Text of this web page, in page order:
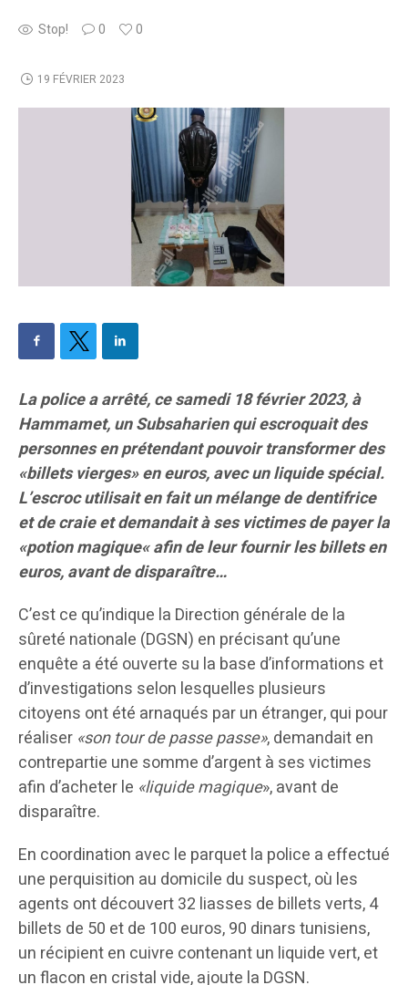
Stop! 0 0
19 FÉVRIER 2023
La police a arrêté, ce samedi 18 février 2023, à
Hammamet, un Subsaharien qui escroquait des
personnes en prétendant pouvoir transformer des
«billets vierges» en euros, avec un liquide spécial.
L’escroc utilisait en fait un mélange de dentifrice
et de craie et demandait à ses victimes de payer la
«potion magique« afin de leur fournir les billets en
euros, avant de disparaître…
C’est ce qu’indique la Direction générale de la
sûreté nationale (DGSN) en précisant qu’une
enquête a été ouverte su la base d’informations et
d’investigations selon lesquelles plusieurs
citoyens ont été arnaqués par un étranger, qui pour
réaliser «son tour de passe passe», demandait en
contrepartie une somme d’argent à ses victimes
afin d’acheter le «liquide magique», avant de
disparaître.
En coordination avec le parquet la police a effectué
une perquisition au domicile du suspect, où les
agents ont découvert 32 liasses de billets verts, 4
billets de 50 et de 100 euros, 90 dinars tunisiens,
un récipient en cuivre contenant un liquide vert, et
un flacon en cristal vide, ajoute la DGSN.